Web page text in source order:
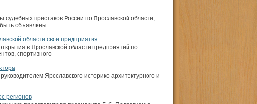
приставов России по Ярославской области,
объявлены
области свои предприятия
в Ярославской области предприятий по
спортивного
Ярославского историко-архитектурного и
регионов